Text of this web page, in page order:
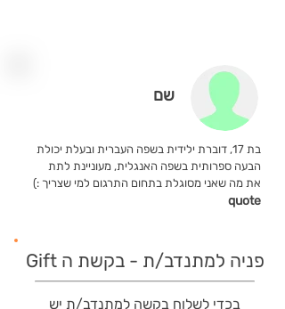
שם
בת 17, דוברת ילידית בשפה העברית ובעלת יכולת
הבעה ספרותית בשפה האנגלית, מעוניינת לתת
את מה שאני מסוגלת בתחום התרגום למי שצריך :)
quote
פניה למתנדב/ת - בקשת ה Gift
בכדי לשלוח בקשה למתנדב/ת יש